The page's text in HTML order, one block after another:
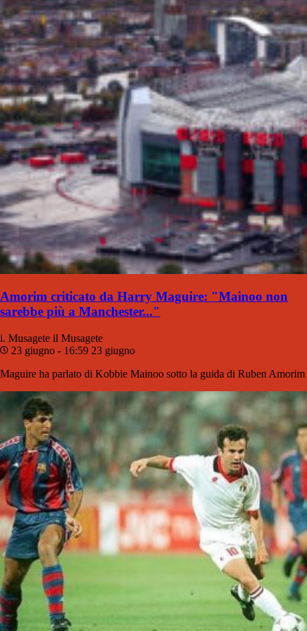
Amorim criticato da Harry Maguire: "Mainoo non
sarebbe più a Manchester..."
i. Musagete il Musagete
23 giugno - 16:59 23 giugno
Maguire ha parlato di Kobbie Mainoo sotto la guida di Ruben Amorim